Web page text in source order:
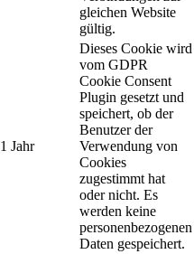
gleichen Website
gültig.
1 Jahr
Dieses Cookie wird
vom GDPR
Cookie Consent
Plugin gesetzt und
speichert, ob der
Benutzer der
Verwendung von
Cookies
zugestimmt hat
oder nicht. Es
werden keine
personenbezogenen
Daten gespeichert.